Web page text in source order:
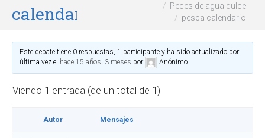
calendario
Peces de agua dulce
pesca calendario
Este debate tiene 0 respuestas, 1 participante y ha sido actualizado por
última vez el hace 15 años, 3 meses por Anónimo.
Viendo 1 entrada (de un total de 1)
Autor Mensajes